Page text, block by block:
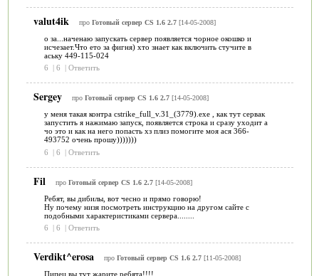
valut4ik про Готовый сервер CS 1.6 2.7[14-05-2008]
о за...наченаю запускать сервер появляется чорное окошко и
исчезает.Что ето за фигня) хто знает как включить стучите в
аську 449-115-024
6
| 6 | Ответить
Sergey про Готовый сервер CS 1.6 2.7[14-05-2008]
у меня такая контра cstrike_full_v.31_(3779).exe , как тут сервак
запустить я нажимаю запуск, появляется строка и сразу уходит а
чо это и как на него попасть хз плиз помогите моя ася 366-
493752 очень прошу)))))))
6
| 6 | Ответить
Fil про Готовый сервер CS 1.6 2.7[14-05-2008]
Ребят, вы дибилы, вот чесно и прямо говорю!
Ну почему низя посмотреть инструкцию на другом сайте с
подобными характеристиками сервера........
6
| 6 | Ответить
Verdikt^erosa про Готовый сервер CS 1.6 2.7[11-05-2008]
Пипец вы тут жарите ребята!!!!